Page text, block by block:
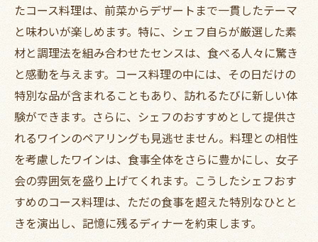
たコース料理は、前菜からデザートまで一貫したテーマ
と味わいが楽しめます。特に、シェフ自らが厳選した素
材と調理法を組み合わせたセンスは、食べる人々に驚き
と感動を与えます。コース料理の中には、その日だけの
特別な品が含まれることもあり、訪れるたびに新しい体
験ができます。さらに、シェフのおすすめとして提供さ
れるワインのペアリングも見逃せません。料理との相性
を考慮したワインは、食事全体をさらに豊かにし、女子
会の雰囲気を盛り上げてくれます。こうしたシェフおす
すめのコース料理は、ただの食事を超えた特別なひとと
きを演出し、記憶に残るディナーを約束します。